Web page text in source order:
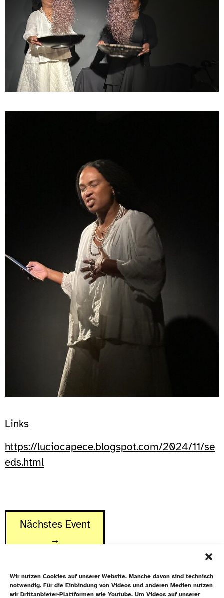
Wir nutzen Cookies auf unserer Website. Manche davon sind technisch
notwendig. Für die Einbindung von Videos und anderen Medien nutzen
wir Drittanbieter-Plattformen wie Youtube. Um Videos auf unserer
Links
https://luciocapece.blogspot.com/2024/11/se
eds.html
Nächstes Event
→